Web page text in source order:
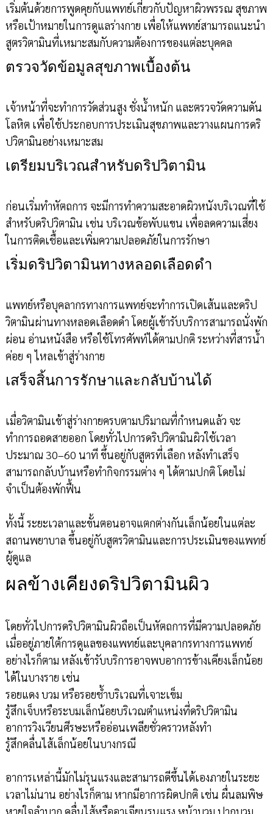
เริ่มต้นด้วยการพูดคุยกับแพทย์เกี่ยวกับปัญหาผิวพรรณ สุขภาพ
หรือเป้าหมายในการดูแลร่างกาย เพื่อให้แพทย์สามารถแนะนำ
สูตรวิตามินที่เหมาะสมกับความต้องการของแต่ละบุคคล
ตรวจวัดข้อมูลสุขภาพเบื้องต้น
เจ้าหน้าที่จะทำการวัดส่วนสูง ชั่งน้ำหนัก และตรวจวัดความดัน
โลหิต เพื่อใช้ประกอบการประเมินสุขภาพและวางแผนการดริ
ปวิตามินอย่างเหมาะสม
เตรียมบริเวณสำหรับดริปวิตามิน
ก่อนเริ่มทำหัตถการ จะมีการทำความสะอาดผิวหนังบริเวณที่ใช้
สำหรับดริปวิตามิน เช่น บริเวณข้อพับแขน เพื่อลดความเสี่ยง
ในการติดเชื้อและเพิ่มความปลอดภัยในการรักษา
เริ่มดริปวิตามินทางหลอดเลือดดำ
แพทย์หรือบุคลากรทางการแพทย์จะทำการเปิดเส้นและดริป
วิตามินผ่านทางหลอดเลือดดำ โดยผู้เข้ารับบริการสามารถนั่งพัก
ผ่อน อ่านหนังสือ หรือใช้โทรศัพท์ได้ตามปกติ ระหว่างที่สารน้ำ
ค่อย ๆ ไหลเข้าสู่ร่างกาย
เสร็จสิ้นการรักษาและกลับบ้านได้
เมื่อวิตามินเข้าสู่ร่างกายครบตามปริมาณที่กำหนดแล้ว จะ
ทำการถอดสายออก โดยทั่วไปการดริปวิตามินผิวใช้เวลา
ประมาณ 30–60 นาที ขึ้นอยู่กับสูตรที่เลือก หลังทำเสร็จ
สามารถกลับบ้านหรือทำกิจกรรมต่าง ๆ ได้ตามปกติ โดยไม่
จำเป็นต้องพักฟื้น
ทั้งนี้ ระยะเวลาและขั้นตอนอาจแตกต่างกันเล็กน้อยในแต่ละ
สถานพยาบาล ขึ้นอยู่กับสูตรวิตามินและการประเมินของแพทย์
ผู้ดูแล
ผลข้างเคียงดริปวิตามินผิว
โดยทั่วไปการดริปวิตามินผิวถือเป็นหัตถการที่มีความปลอดภัย
เมื่ออยู่ภายใต้การดูแลของแพทย์และบุคลากรทางการแพทย์
อย่างไรก็ตาม หลังเข้ารับบริการอาจพบอาการข้างเคียงเล็กน้อย
ได้ในบางราย เช่น
รอยแดง บวม หรือรอยช้ำบริเวณที่เจาะเข็ม
รู้สึกเจ็บหรือระบมเล็กน้อยบริเวณตำแหน่งที่ดริปวิตามิน
อาการวิงเวียนศีรษะหรืออ่อนเพลียชั่วคราวหลังทำ
รู้สึกคลื่นไส้เล็กน้อยในบางกรณี
อาการเหล่านี้มักไม่รุนแรงและสามารถดีขึ้นได้เองภายในระยะ
เวลาไม่นาน อย่างไรก็ตาม หากมีอาการผิดปกติ เช่น ผื่นลมพิษ
หายใจลำบาก คลื่นไส้หรืออาเจียนรุนแรง หน้าบวม ปากบวม